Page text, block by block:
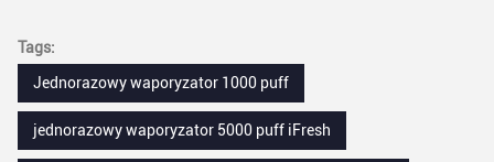
Tags:
Jednorazowy waporyzator 1000 puff
jednorazowy waporyzator 5000 puff iFresh